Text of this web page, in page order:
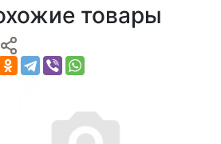
товары